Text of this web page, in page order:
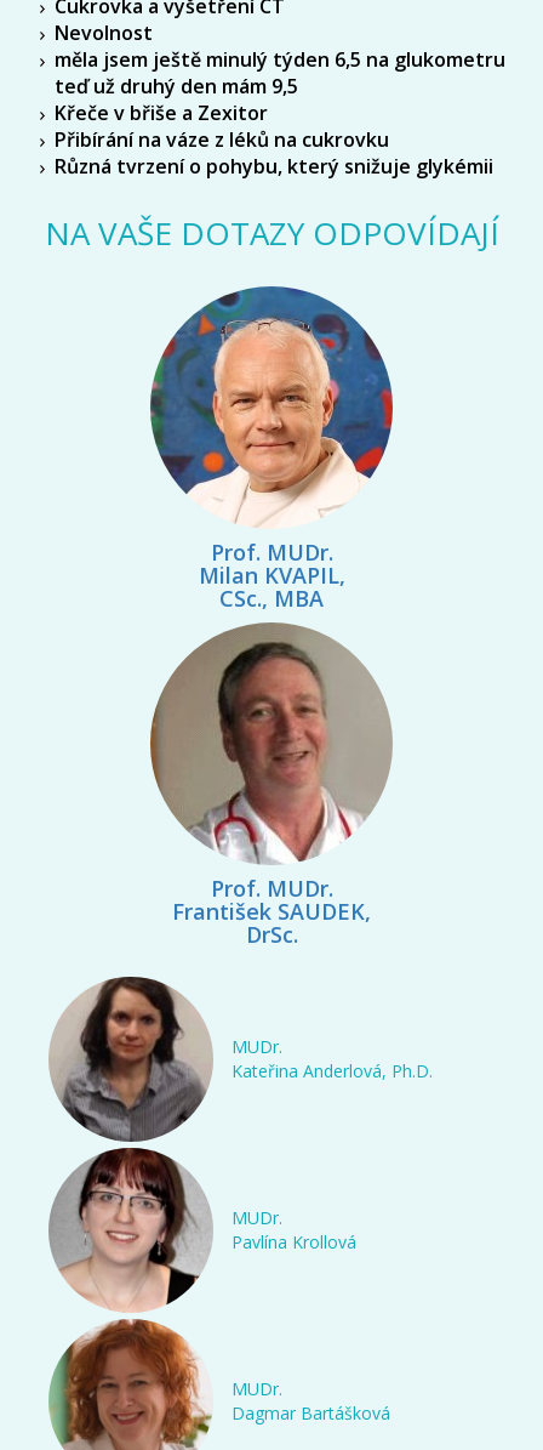
Cukrovka a vyšetření CT
Nevolnost
měla jsem ještě minulý týden 6,5 na glukometru
teď už druhý den mám 9,5
Křeče v břiše a Zexitor
Přibírání na váze z léků na cukrovku
Různá tvrzení o pohybu, který snižuje glykémii
NA VAŠE DOTAZY ODPOVÍDAJÍ
Prof. MUDr.
Milan KVAPIL,
CSc., MBA
Prof. MUDr.
František SAUDEK,
DrSc.
MUDr.
Kateřina Anderlová, Ph.D.
MUDr.
Pavlína Krollová
MUDr.
Dagmar Bartášková